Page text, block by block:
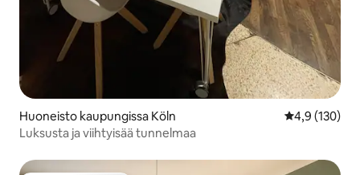
Huoneisto kaupungissa Köln
4,9 (130)
Luksusta ja viihtyisää tunnelmaa